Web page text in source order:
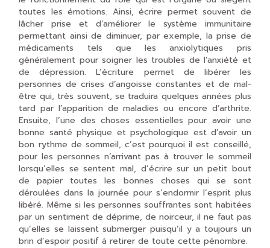
toutes les émotions. Ainsi, écrire permet souvent de
lâcher prise et d’améliorer le système immunitaire
permettant ainsi de diminuer, par exemple, la prise de
médicaments tels que les anxiolytiques pris
généralement pour soigner les troubles de l’anxiété et
de dépression. L’écriture permet de libérer les
personnes de crises d’angoisse constantes et de mal-
être qui, très souvent, se traduira quelques années plus
tard par l’apparition de maladies ou encore d’arthrite.
Ensuite, l’une des choses essentielles pour avoir une
bonne santé physique et psychologique est d’avoir un
bon rythme de sommeil, c’est pourquoi il est conseillé,
pour les personnes n’arrivant pas à trouver le sommeil
lorsqu’elles se sentent mal, d’écrire sur un petit bout
de papier toutes les bonnes choses qui se sont
déroulées dans la journée pour s’endormir l’esprit plus
libéré. Même si les personnes souffrantes sont habitées
par un sentiment de déprime, de noirceur, il ne faut pas
qu’elles se laissent submerger puisqu’il y a toujours un
brin d’espoir positif à retirer de toute cette pénombre.